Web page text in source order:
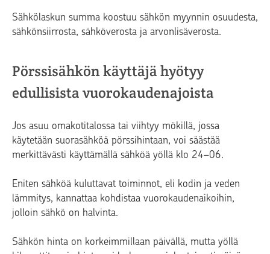
Sähkölaskun summa koostuu sähkön myynnin osuudesta,
sähkönsiirrosta, sähköverosta ja arvonlisäverosta.
Pörssisähkön käyttäjä hyötyy
edullisista vuorokaudenajoista
Jos asuu omakotitalossa tai viihtyy mökillä, jossa
käytetään suorasähköä pörssihintaan, voi säästää
merkittävästi käyttämällä sähköä yöllä klo 24–06.
Eniten sähköä kuluttavat toiminnot, eli kodin ja veden
lämmitys, kannattaa kohdistaa vuorokaudenaikoihin,
jolloin sähkö on halvinta.
Sähkön hinta on korkeimmillaan päivällä, mutta yöllä